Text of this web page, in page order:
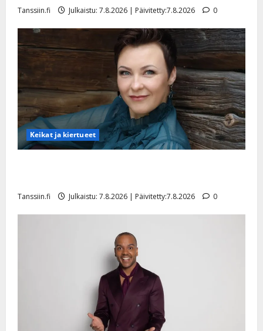
Tanssiin.fi Julkaistu: 7.8.2026 | Päivitetty:7.8.2026 0
Keikat ja kiertueet
Tanssiin.fi Julkaistu: 7.8.2026 | Päivitetty:7.8.2026 0